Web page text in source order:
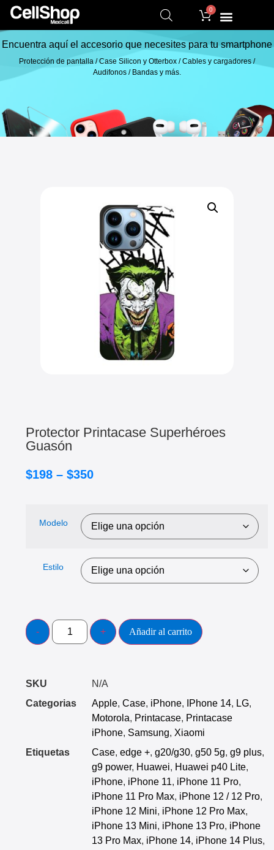
0
Encuentra aquí el accesorio que necesites para tu smartphone
Protección de pantalla / Case Silicon y Otterbox / Cables y cargadores /
Audifonos / Bandas y más.
Protector Printacase Superhéroes
Guasón
$198 – $350
Modelo
Estilo
Añadir al carrito
SKU
N/A
Categorias
Apple, Case, iPhone, IPhone 14, LG,
Motorola, Printacase, Printacase
iPhone, Samsung, Xiaomi
Etiquetas
Case, edge +, g20/g30, g50 5g, g9 plus,
g9 power, Huawei, Huawei p40 Lite,
iPhone, iPhone 11, iPhone 11 Pro,
iPhone 11 Pro Max, iPhone 12 / 12 Pro,
iPhone 12 Mini, iPhone 12 Pro Max,
iPhone 13 Mini, iPhone 13 Pro, iPhone
13 Pro Max, iPhone 14, iPhone 14 Plus,